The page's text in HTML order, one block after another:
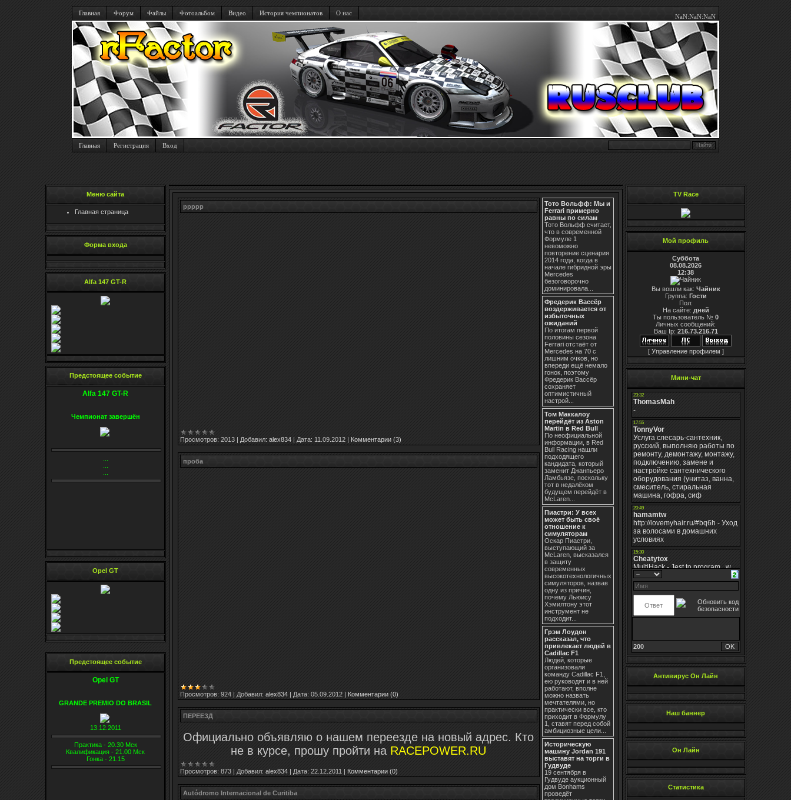
Главная Форум Файлы Фотоальбом Видео История чемпионатов О нас
NaN:NaN:NaN
Главная Регистрация Вход
Меню сайта
Главная страница
Форма входа
Alfa 147 GT-R
Предстоящее событие
Alfa 147 GT-R
Чемпионат завершён
Opel GT
Предстоящее событие
Opel GT
GRANDE PREMIO DO BRASIL
13.12.2011
Практика - 20.30 Мск
Квалификация - 21.00 Мск
Гонка - 21.15
ррррр
Просмотров: 2013 | Добавил: alex834 | Дата: 11.09.2012 | Комментарии (3)
проба
Просмотров: 924 | Добавил: alex834 | Дата: 05.09.2012 | Комментарии (0)
ПЕРЕЕЗД
Официально объявляю о нашем переезде на новый адрес. Кто
не в курсе, прошу пройти на RACEPOWER.RU
Просмотров: 873 | Добавил: alex834 | Дата: 22.12.2011 | Комментарии (0)
Autódromo Internacional de Curitiba
Тото Вольфф: Мы и
Ferrari примерно
равны по силам
Тото Вольфф считает,
что в современной
Формуле 1
невоможно
повторение сценария
2014 года, когда в
начале гибридной эры
Mercedes
безоговорочно
доминировала...
Фредерик Вассёр
воздерживается от
избыточных
ожиданий
По итогам первой
половины сезона
Ferrari отстаёт от
Mercedes на 70 с
лишним очков, но
впереди ещё немало
гонок, поэтому
Фредерик Вассёр
сохраняет
оптимистичный
настрой...
Том Маккалоу
перейдёт из Aston
Martin в Red Bull
По неофициальной
информации, в Red
Bull Racing нашли
подходящего
кандидата, который
заменит Джанпьеро
Ламбьязе, поскольку
тот в недалёком
будущем перейдёт в
McLaren...
Пиастри: У всех
может быть своё
отношение к
симуляторам
Оскар Пиастри,
выступающий за
McLaren, высказался
в защиту
современных
высокотехнологичных
симуляторов, назвав
одну из причин,
почему Льюису
Хэмилтону этот
инструмент не
подходит...
Грэм Лоудон
рассказал, что
привлекает людей в
Cadillac F1
Людей, которые
организовали
команду Cadillac F1,
ею руководят и в ней
работают, вполне
можно назвать
мечтателями, но
практически все, кто
приходит в Формулу
1, ставят перед собой
амбициозные цели...
Историческую
машину Jordan 191
выставят на торги в
Гудвуде
19 сентября в
Гудвуде аукционный
дом Bonhams
проведёт
TV Race
Мой профиль
Суббота
08.08.2026
12:38
Вы вошли как: Чайник
Группа: Гости
Пол:
На сайте: дней
Ты пользователь № 0
Личных сообщений:
Ваш Ip: 216.73.216.71
[ Управление профилем ]
Мини-чат
200
Антивирус Он Лайн
Наш баннер
Он Лайн
Статистика